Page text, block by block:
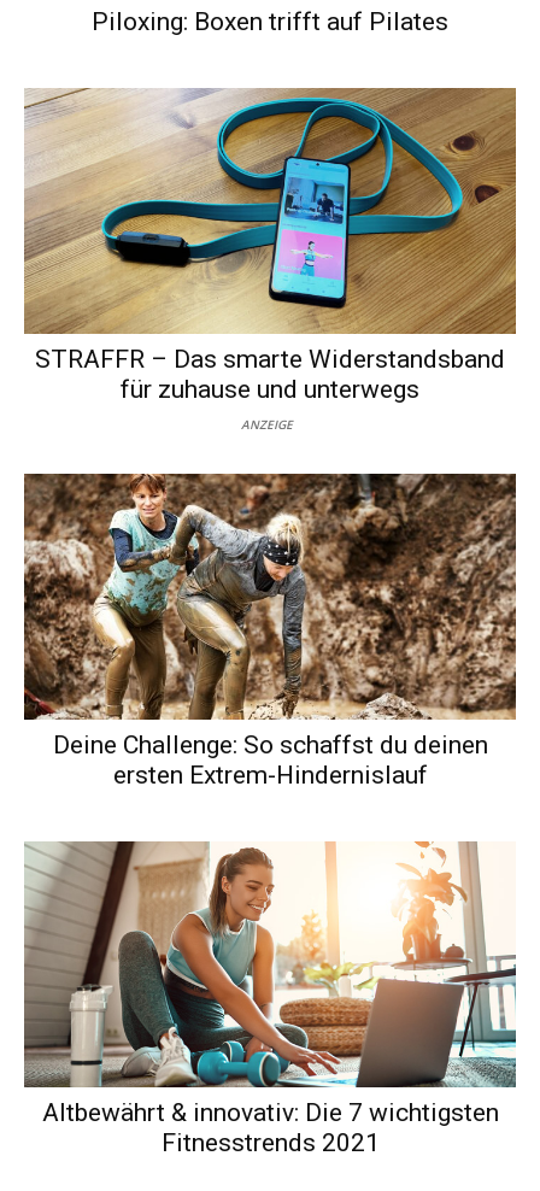
Piloxing: Boxen trifft auf Pilates
STRAFFR – Das smarte Widerstandsband
für zuhause und unterwegs
ANZEIGE
Deine Challenge: So schaffst du deinen
ersten Extrem-Hindernislauf
Altbewährt & innovativ: Die 7 wichtigsten
Fitnesstrends 2021